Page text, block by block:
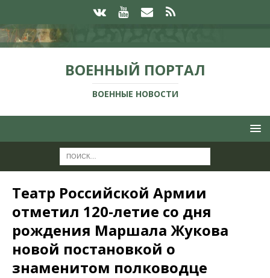
ВОЕННЫЙ ПОРТАЛ
ВОЕННЫЕ НОВОСТИ
Театр Российской Армии
отметил 120-летие со дня
рождения Маршала Жукова
новой постановкой о
знаменитом полководце